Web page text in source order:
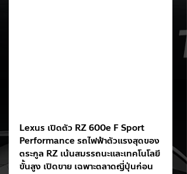
Lexus เปิดตัว RZ 600e F Sport
Performance รถไฟฟ้าตัวแรงสุดของ
ตระกูล RZ เน้นสมรรถนะและเทคโนโลยี
ขั้นสูง เปิดขาย เฉพาะตลาดญี่ปุ่นก่อน